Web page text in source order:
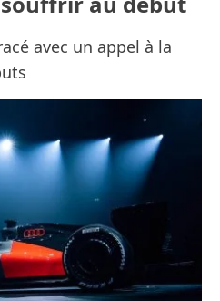
avec un appel à la